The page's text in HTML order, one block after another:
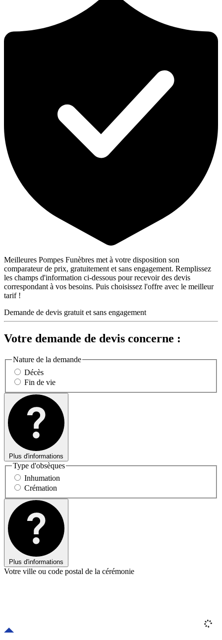
Meilleures Pompes Funèbres met à votre disposition son
comparateur de prix, gratuitement et sans engagement. Remplissez
les champs d'information ci-dessous pour recevoir des devis
correspondant à vos besoins. Puis choisissez l'offre avec le meilleur
tarif !
Demande de devis gratuit et sans engagement
Votre demande de devis concerne :
Nature de la demande
Décès
Fin de vie
Plus d'informations
Type d'obsèques
Inhumation
Crémation
Plus d'informations
Votre ville ou code postal de la cérémonie